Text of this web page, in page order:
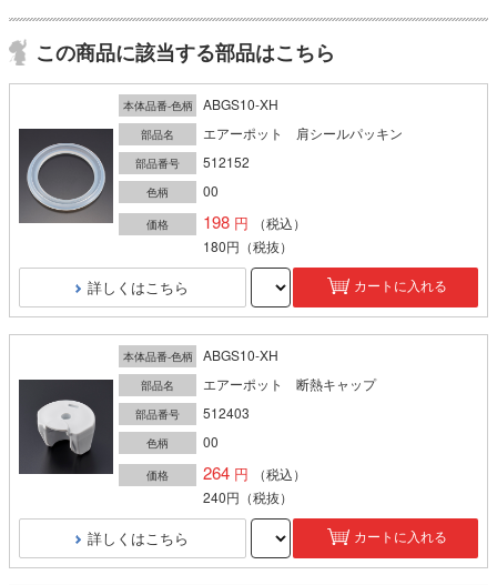
この商品に該当する部品はこちら
本体品番-色柄 ABGS10-XH
部品名 エアーポット 肩シールパッキン
部品番号 512152
色柄 00
価格 198
（税込）
180円 （税抜）
詳しくはこちら カートに入れる
本体品番-色柄 ABGS10-XH
部品名 エアーポット 断熱キャップ
部品番号 512403
色柄 00
価格 264
（税込）
240円 （税抜）
詳しくはこちら カートに入れる